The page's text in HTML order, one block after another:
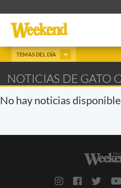
TEMAS DEL DÍA
NOTICIAS DE GATO
No hay noticias